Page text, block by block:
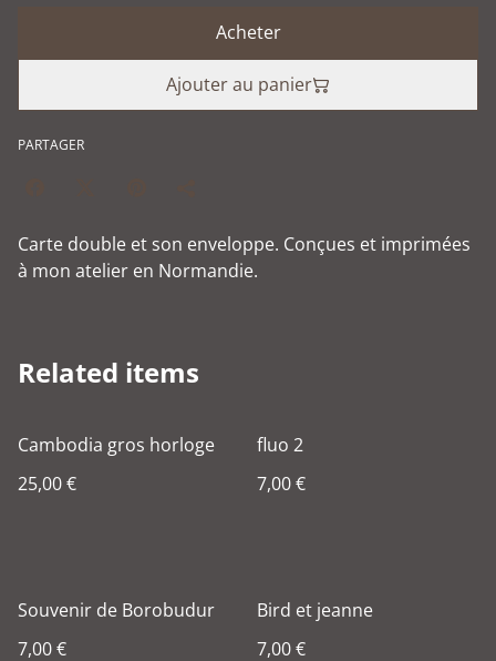
Acheter
Ajouter au panier
PARTAGER
Carte double et son enveloppe. Conçues et imprimées
à mon atelier en Normandie.
Related items
Cambodia gros horloge
25,00 €
fluo 2
7,00 €
Souvenir de Borobudur
7,00 €
Bird et jeanne
7,00 €